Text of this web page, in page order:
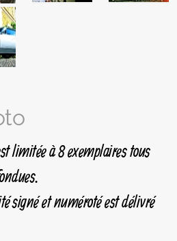
limitée à 8 exemplaires tous
signé et numéroté est délivré